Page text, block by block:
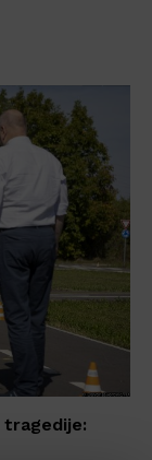
tragedije: